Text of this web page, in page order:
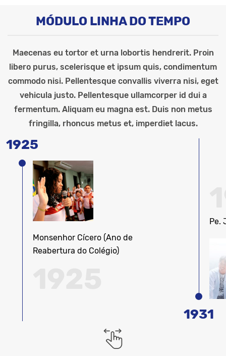
MÓDULO LINHA DO TEMPO
Maecenas eu tortor et urna lobortis hendrerit. Proin
libero purus, scelerisque et ipsum quis, condimentum
commodo nisi. Pellentesque convallis viverra nisi, eget
vehicula justo. Pellentesque ullamcorper id dui a
fermentum. Aliquam eu magna est. Duis non metus
fringilla, rhoncus metus et, imperdiet lacus.
1925
Monsenhor Cícero (Ano de
Reabertura do Colégio)
1931
Pe.